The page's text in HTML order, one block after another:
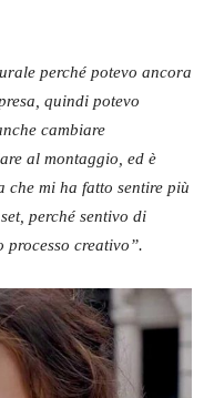
perché potevo ancora
quindi potevo
cambiare
al montaggio, ed è
che mi ha fatto sentire più
perché sentivo di
processo creativo”.